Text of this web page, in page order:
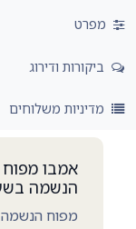
מפרט
ביקורות ודירוג
מדיניות משלוחים
אמבו
הנשמה
מפוח